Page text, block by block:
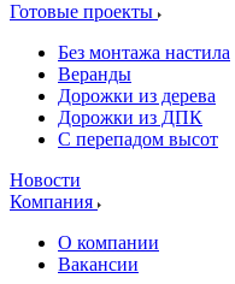
Готовые проекты
Без монтажа настила
Веранды
Дорожки из дерева
Дорожки из ДПК
С перепадом высот
Новости
Компания
О компании
Вакансии